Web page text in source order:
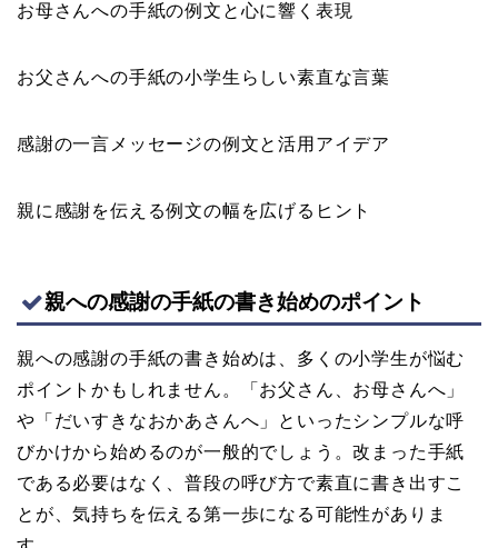
お母さんへの手紙の例文と心に響く表現
お父さんへの手紙の小学生らしい素直な言葉
感謝の一言メッセージの例文と活用アイデア
親に感謝を伝える例文の幅を広げるヒント
親への感謝の手紙の書き始めのポイント
親への感謝の手紙の書き始めは、多くの小学生が悩む
ポイントかもしれません。「お父さん、お母さんへ」
や「だいすきなおかあさんへ」といったシンプルな呼
びかけから始めるのが一般的でしょう。改まった手紙
である必要はなく、普段の呼び方で素直に書き出すこ
とが、気持ちを伝える第一歩になる可能性がありま